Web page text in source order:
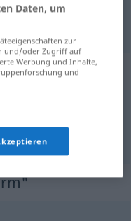
Daten, um
zur
und/oder Zugriff auf
Werbung und Inhalte,
und